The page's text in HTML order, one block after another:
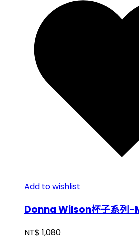
Add to wishlist
Donna Wilson杯子系列-
NT$ 1,080